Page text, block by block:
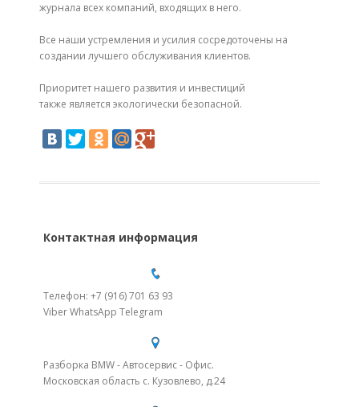
журнала всех компаний, входящих в него.
Все наши устремления и усилия сосредоточены на
создании лучшего обслуживания клиентов.
Приоритет нашего развития и инвестиций
также является экологически безопасной.
Контактная информация
Телефон: +7 (916) 701 63 93
Viber WhatsApp Telegram
Разборка BMW - Автосервис - Офис.
Московская область с. Кузовлево, д.24